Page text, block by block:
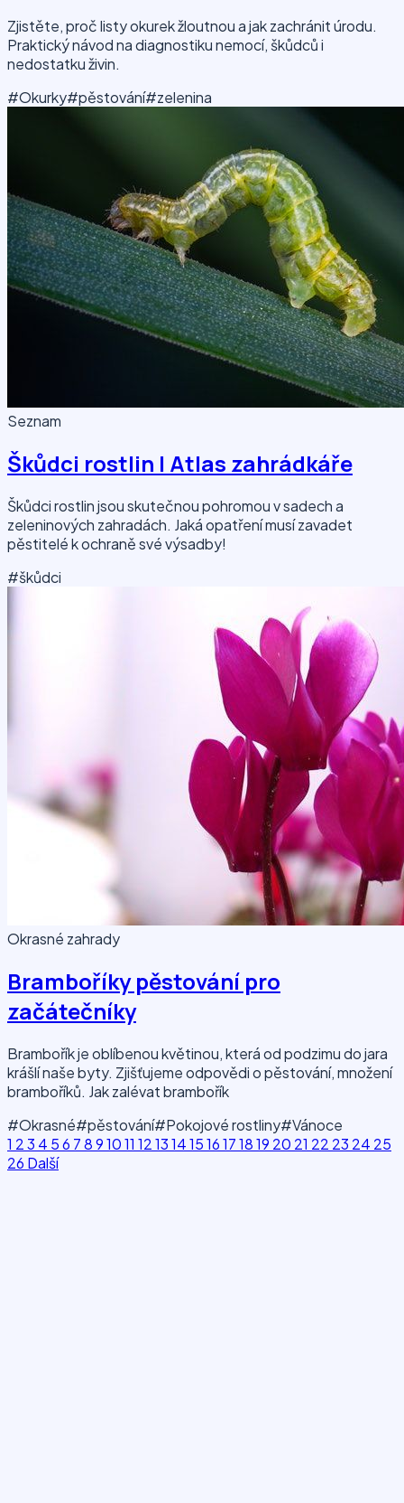
Zjistěte, proč listy okurek žloutnou a jak zachránit úrodu.
Praktický návod na diagnostiku nemocí, škůdců i
nedostatku živin.
#Okurky#pěstování#zelenina
Seznam
Škůdci rostlin | Atlas zahrádkáře
Škůdci rostlin jsou skutečnou pohromou v sadech a
zeleninových zahradách. Jaká opatření musí zavadet
pěstitelé k ochraně své výsadby!
#škůdci
Okrasné zahrady
Bramboříky pěstování pro
začátečníky
Brambořík je oblíbenou květinou, která od podzimu do jara
krášlí naše byty. Zjišťujeme odpovědi o pěstování, množení
bramboříků. Jak zalévat brambořík
#Okrasné#pěstování#Pokojové rostliny#Vánoce
1 23 4 56 7891011 1213141516171819 20 21 22 23 24 25
26 Další